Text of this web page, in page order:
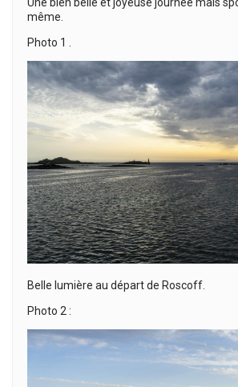
même.
Photo 1 .
Belle lumière au départ de Roscoff.
Photo 2 :